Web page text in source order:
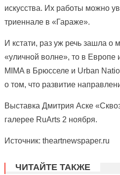
искусства. Их работы можно
триеннале в «Гараже».
И кстати, раз уж речь зашла о
«уличной волне», то в Европе
MIMA в Брюсселе и Urban
о том, что развитие
Выставка Дмитрия Аске
галерее RuArts 2 ноября.
Источник: theartnewspaper.ru
ЧИТАЙТЕ ТАКЖЕ